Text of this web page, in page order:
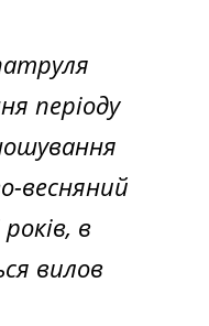
періоду
весняний
в
вилов